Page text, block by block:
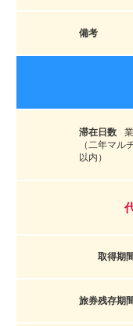
（二年マル
以内）